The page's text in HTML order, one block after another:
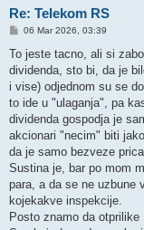
Re: Telekom RS
P
s
06 Mar 2026, 03:39
To jeste tacno, ali si
dividenda, sto bi, da je
i vise) odjednom su se
to ide u "ulaganja", pa
dividenda gospodja je
akcionari "necim" biti
da je samo bezveze
Sustina je, bar po mom
para, a da se ne uzbune
kojekakve inspekcije.
Posto znamo da